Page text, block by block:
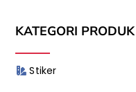
KATEGORI PRODUK
Stiker